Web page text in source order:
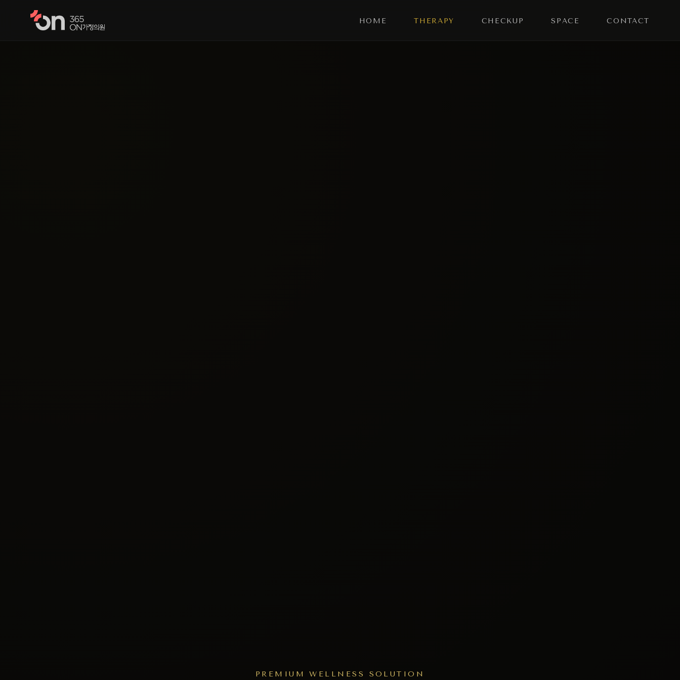
HOME THERAPY CHECKUP SPACE CONTACT
PREMIUM WELLNESS SOLUTION